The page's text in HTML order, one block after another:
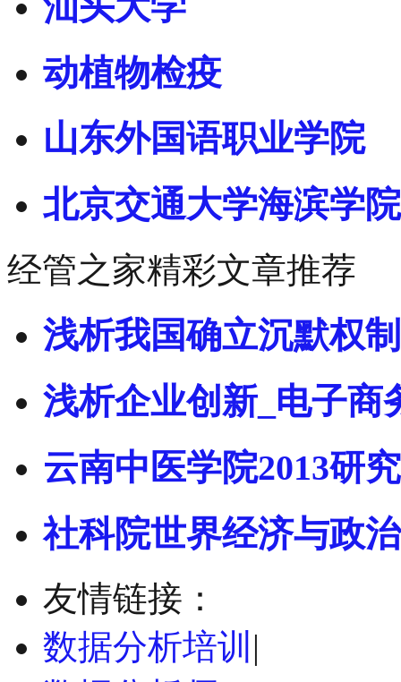
动植物检疫
山东外国语职业学院
北京交通大学海滨学院
经管之家精彩文章推荐
浅析我国确立沉默权
浅析企业创新_电子商
云南中医学院2013研究
社科院世界经济与政
友情链接：
数据分析培训 |